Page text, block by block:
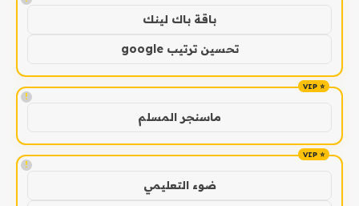
باقة باك لينك
تحسين ترتيب google
!
ماسنجر المسلم
!
ضوء التعليمي